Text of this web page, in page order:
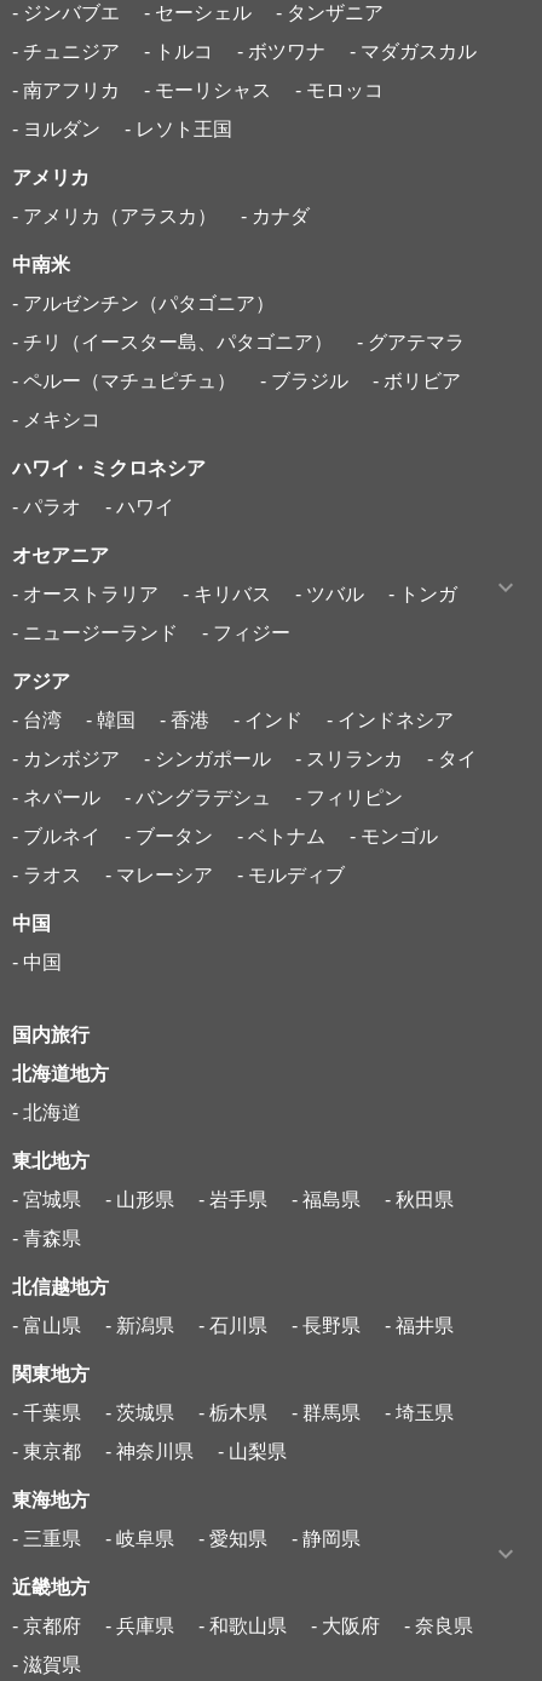
- ジンバブエ
- セーシェル
- タンザニア
- チュニジア
- トルコ - ボツワナ
- マダガスカル
- 南アフリカ
- モーリシャス
- モロッコ
- ヨルダン
- レソト王国
アメリカ
- アメリカ（アラスカ）
- カナダ
中南米
- アルゼンチン（パタゴニア）
- チリ（イースター島、パタゴニア）
- グアテマラ
- ペルー（マチュピチュ）
- ブラジル
- ボリビア
- メキシコ
ハワイ・ミクロネシア
- パラオ
- ハワイ
オセアニア
- オーストラリア
- キリバス - ツバル
- トンガ
- ニュージーランド
- フィジー
アジア
- 台湾
- 韓国 - 香港 - インド
- インドネシア
- カンボジア
- シンガポール - スリランカ
- タイ
- ネパール
- バングラデシュ
- フィリピン
- ブルネイ
- ブータン - ベトナム
- モンゴル
- ラオス
- マレーシア - モルディブ
中国
- 中国
国内旅行
北海道地方
- 北海道
東北地方
- 宮城県
- 山形県 - 岩手県 - 福島県
- 秋田県
- 青森県
北信越地方
- 富山県
- 新潟県 - 石川県 - 長野県 - 福井県
関東地方
- 千葉県
- 茨城県 - 栃木県 - 群馬県
- 埼玉県
- 東京都
- 神奈川県 - 山梨県
東海地方
- 三重県
- 岐阜県 - 愛知県 - 静岡県
近畿地方
- 京都府
- 兵庫県 - 和歌山県 - 大阪府
- 奈良県
- 滋賀県